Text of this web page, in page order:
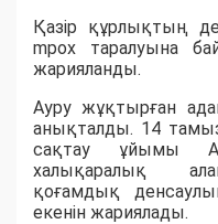
Қазір құрлықтың
mpox таралуына
жарияланды.
Ауру жұқтырған
анықталды. 14
сақтау ұйымы
халықаралық
қоғамдық
екенін жариялады.